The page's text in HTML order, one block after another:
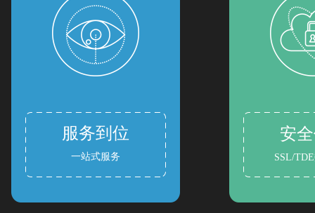
服务到位
一站式服务 SSL/
安